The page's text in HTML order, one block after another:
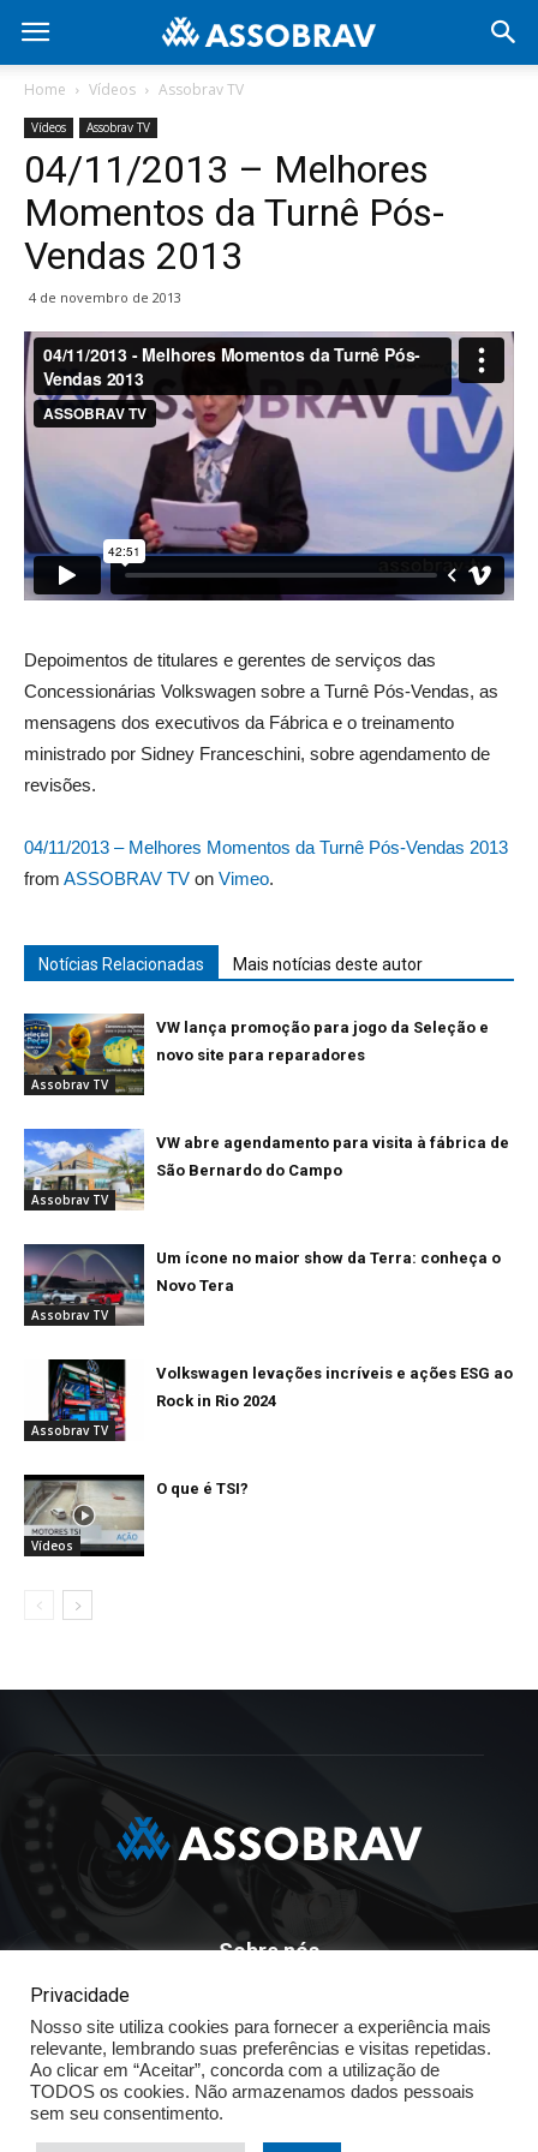
Home Vídeos Assobrav TV
Vídeos Assobrav TV
04/11/2013 – Melhores
Momentos da Turnê Pós-
Vendas 2013
4 de novembro de 2013
Depoimentos de titulares e gerentes de serviços das
Concessionárias Volkswagen sobre a Turnê Pós-Vendas, as
mensagens dos executivos da Fábrica e o treinamento
ministrado por Sidney Franceschini, sobre agendamento de
revisões.
04/11/2013 – Melhores Momentos da Turnê Pós-Vendas 2013
from ASSOBRAV TV on Vimeo.
Notícias Relacionadas Mais notícias deste autor
Assobrav TV
VW lança promoção para jogo da Seleção e
novo site para reparadores
Assobrav TV
VW abre agendamento para visita à fábrica de
São Bernardo do Campo
Assobrav TV
Um ícone no maior show da Terra: conheça o
Novo Tera
Assobrav TV
Volkswagen levações incríveis e ações ESG ao
Rock in Rio 2024
Vídeos
O que é TSI?
Sobre nós
ASSOBRAV - Associação Brasileira Dos Distribuidores
Volkswagen
Av. José Maria Whitaker n° 603 - Mirandópolis - São Paulo - SP
- CEP: 04057.900 - Fone: (11) - 5078.5400
Política de Privacidade
Privacidade
Nosso site utiliza cookies para fornecer a experiência mais
relevante, lembrando suas preferências e visitas repetidas.
Ao clicar em “Aceitar”, concorda com a utilização de
TODOS os cookies. Não armazenamos dados pessoais
sem seu consentimento.